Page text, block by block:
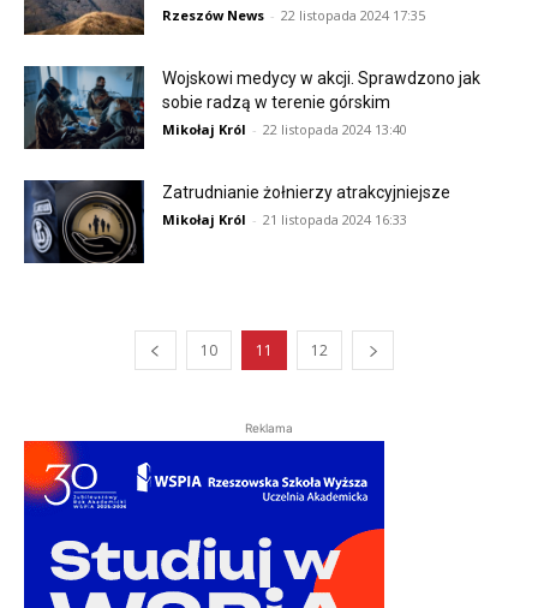
Rzeszów News - 22 listopada 2024 17:35
Wojskowi medycy w akcji. Sprawdzono jak
sobie radzą w terenie górskim
Mikołaj Król - 22 listopada 2024 13:40
Zatrudnianie żołnierzy atrakcyjniejsze
Mikołaj Król - 21 listopada 2024 16:33
10 11 12
Reklama